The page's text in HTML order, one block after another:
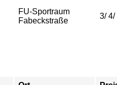
FU-Sportraum
Fabeckstraße
3/ 4/